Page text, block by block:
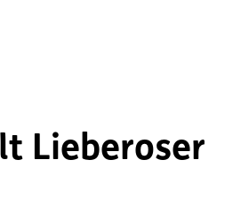
Lieberoser